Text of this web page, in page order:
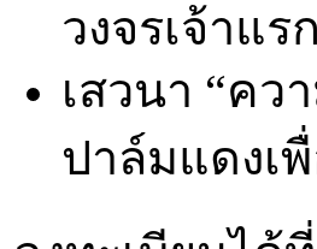
วงจรเจ้าแร
เสวนา “ค
ปาล์มแดงเ